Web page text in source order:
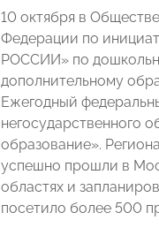
10 октября в
Федерации по
РОССИИ» по
дополнительному
Ежегодный
негосударственного
образование».
успешно прошли в
областях и
посетило более 500